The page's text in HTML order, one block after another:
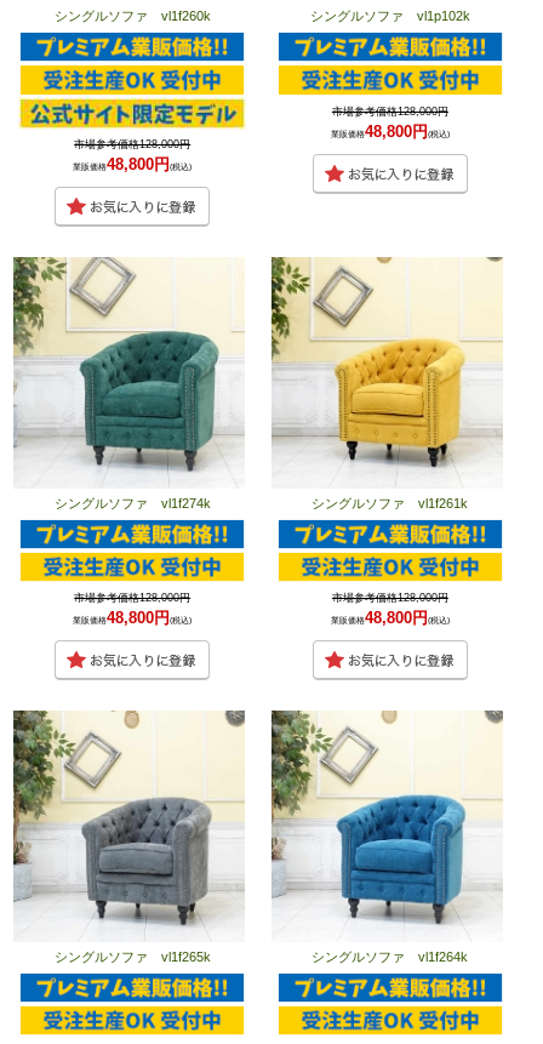
シングルソファ vl1f260k
市場参考価格128,000円
業販価格48,800円(税込)
シングルソファ vl1p102k
市場参考価格128,000円
業販価格48,800円(税込)
シングルソファ vl1f274k
市場参考価格128,000円
業販価格48,800円(税込)
シングルソファ vl1f261k
市場参考価格128,000円
業販価格48,800円 (税込)
シングルソファ vl1f265k シングルソファ vl1f264k